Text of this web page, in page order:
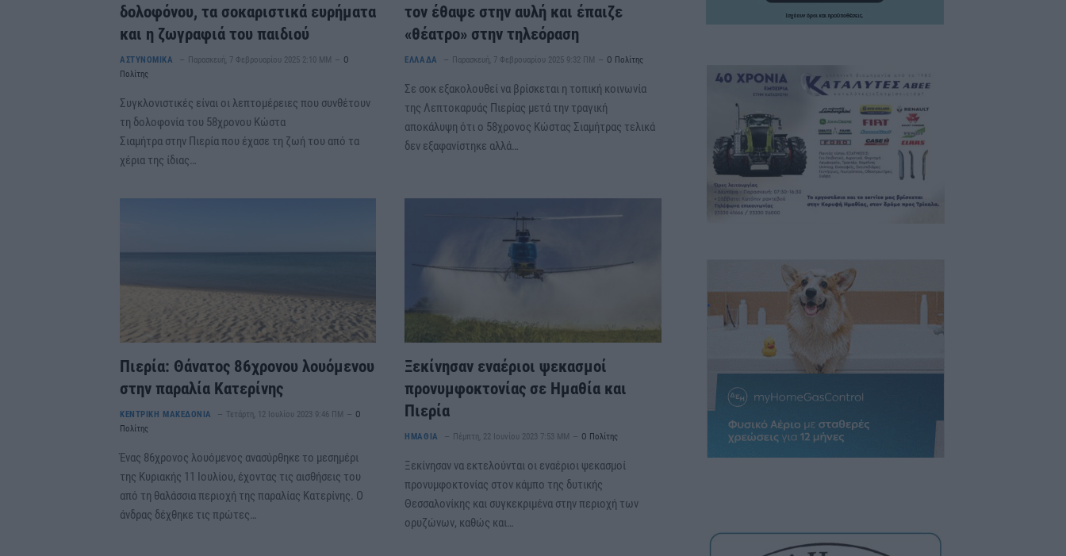
δολοφόνου, τα σοκαριστικά ευρήματα
και η ζωγραφιά του παιδιού
ΑΣΤΥΝΟΜΙΚΑ Παρασκευή, 7 Φεβρουαρίου 2025 2:10 ΜΜ
Ο
Πολίτης
Συγκλονιστικές είναι οι λεπτομέρειες που συνθέτουν
τη δολοφονία του 58χρονου Κώστα
Σιαμήτρα στην Πιερία που έχασε τη ζωή του από τα
χέρια της ίδιας…
τον έθαψε στην αυλή και έπαιζε
«θέατρο» στην τηλεόραση
ΕΛΛΑΔΑ Παρασκευή, 7 Φεβρουαρίου 2025 9:32 ΠΜ Ο Πολίτης
Σε σοκ εξακολουθεί να βρίσκεται η τοπική κοινωνία
της Λεπτοκαρυάς Πιερίας μετά την τραγική
αποκάλυψη ότι ο 58χρονος Κώστας Σιαμήτρας τελικά
δεν εξαφανίστηκε αλλά…
Πιερία: Θάνατος 86χρονου λουόμενου
στην παραλία Κατερίνης
ΚΕΝΤΡΙΚΗ ΜΑΚΕΔΟΝΙΑ Τετάρτη, 12 Ιουλίου 2023 9:46 ΠΜ
Ο
Πολίτης
Ένας 86χρονος λουόμενος ανασύρθηκε το μεσημέρι
της Κυριακής 11 Ιουλίου, έχοντας τις αισθήσεις του
από τη θαλάσσια περιοχή της παραλίας Κατερίνης. Ο
άνδρας δέχθηκε τις πρώτες…
Ξεκίνησαν εναέριοι ψεκασμοί
προνυμφοκτονίας σε Ημαθία και
Πιερία
ΗΜΑΘΙΑ Πέμπτη, 22 Ιουνίου 2023 7:53 ΜΜ Ο Πολίτης
Ξεκίνησαν να εκτελούνται οι εναέριοι ψεκασμοί
προνυμφοκτονίας στον κάμπο της δυτικής
Θεσσαλονίκης και συγκεκριμένα στην περιοχή των
ορυζώνων, καθώς και…